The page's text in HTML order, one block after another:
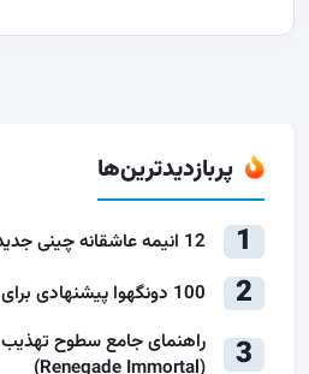
پربازدیدترین‌ها
1 12 انیمه عاشقانه چینی جدید و قدیم جذاب
2 100 دونگهوا پیشنهادی برای تماشا
3
راهنمای جامع سطوح تهذیب